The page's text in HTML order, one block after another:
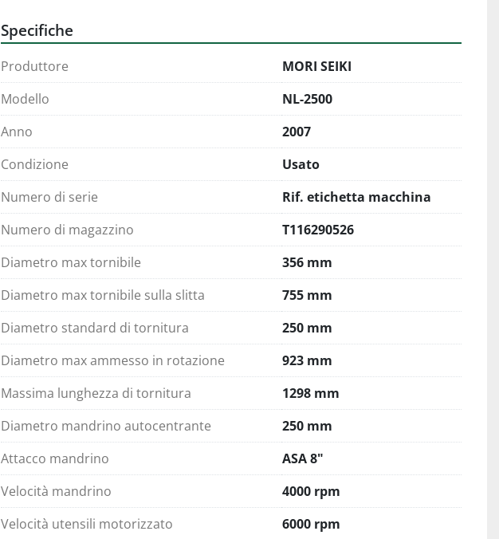
Specifiche
Produttore
MORI SEIKI
Modello
NL-2500
Anno
2007
Condizione
Usato
Numero di serie
Rif. etichetta macchina
Numero di magazzino
T116290526
Diametro max tornibile
356 mm
Diametro max tornibile sulla slitta
755 mm
Diametro standard di tornitura
250 mm
Diametro max ammesso in rotazione
923 mm
Massima lunghezza di tornitura
1298 mm
Diametro mandrino autocentrante
250 mm
Attacco mandrino
ASA 8"
Velocità mandrino
4000 rpm
Velocità utensili motorizzato
6000 rpm